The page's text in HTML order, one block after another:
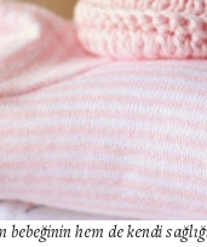
bebeğinin hem de kendi